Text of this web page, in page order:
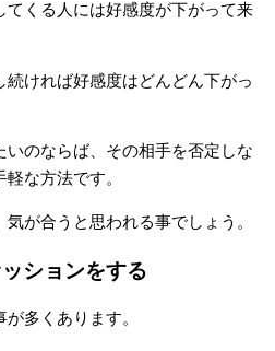
てくる人には好感度が下がって来
ければ好感度はどんどん下がっ
のならば、その相手を否定しな
な方法です。
が合うと思われる事でしょう。
ションをする
多くあります。